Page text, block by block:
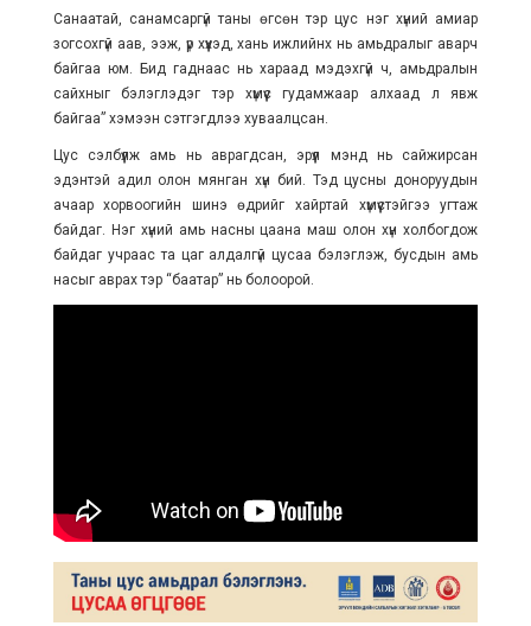
Санаатай, санамсаргүй таны өгсөн тэр цус нэг хүний амиар
зогсохгүй аав, ээж, үр хүүхэд, хань ижлийнх нь амьдралыг аварч
байгаа юм. Бид гаднаас нь хараад мэдэхгүй ч, амьдралын
сайхныг бэлэглэдэг тэр хүмүүс гудамжаар алхаад л явж
байгаа” хэмээн сэтгэгдлээ хуваалцсан.
Цус сэлбүүлж амь нь аврагдсан, эрүүл мэнд нь сайжирсан
эдэнтэй адил олон мянган хүн бий. Тэд цусны доноруудын
ачаар хорвоогийн шинэ өдрийг хайртай хүмүүстэйгээ угтаж
байдаг. Нэг хүний амь насны цаана маш олон хүн холбогдож
байдаг учраас та цаг алдалгүй цусаа бэлэглэж, бусдын амь
насыг аврах тэр “баатар” нь болоорой.